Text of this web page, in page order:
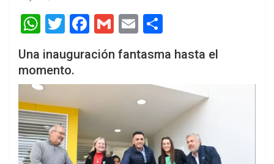
W
h
at
s
A
p
p
T
tt
er
F
a
ce
b
o
k
G
m
ail
E
ail ar
e
Una inauguración fantasma hasta el
momento.